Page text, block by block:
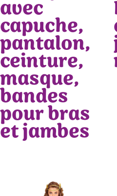
avec
capuche,
pantalon,
ceinture,
masque,
bandes
pour bras
et jambes